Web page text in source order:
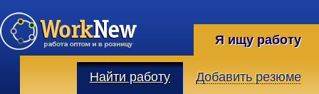
Я ищу работу
Найти работу Добавить резюме